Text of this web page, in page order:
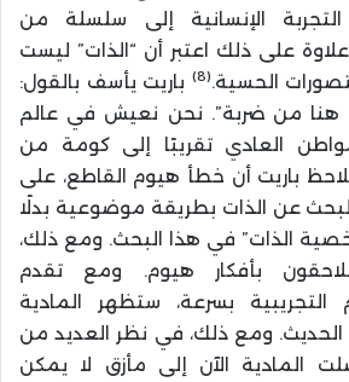
الإنسانية إلى سلسلة من
علاوة على ذلك اعتبر أن “الذات” ليست
الحسية.(8)
باريت يأسف بالقول:
هنا من ضربة”. نحن نعيش في عالم
العادي تقريبًا إلى كومة من
باريت أن خطأ هيوم القاطع، على
عن الذات بطريقة موضوعية بدلًا
الذات” في هذا البحث. ومع ذلك،
بأفكار هيوم. ومع تقدم
التجريبية بسرعة، ستظهر المادية
ومع ذلك، في نظر العديد من
المادية الآن إلى مأزق لا يمكن